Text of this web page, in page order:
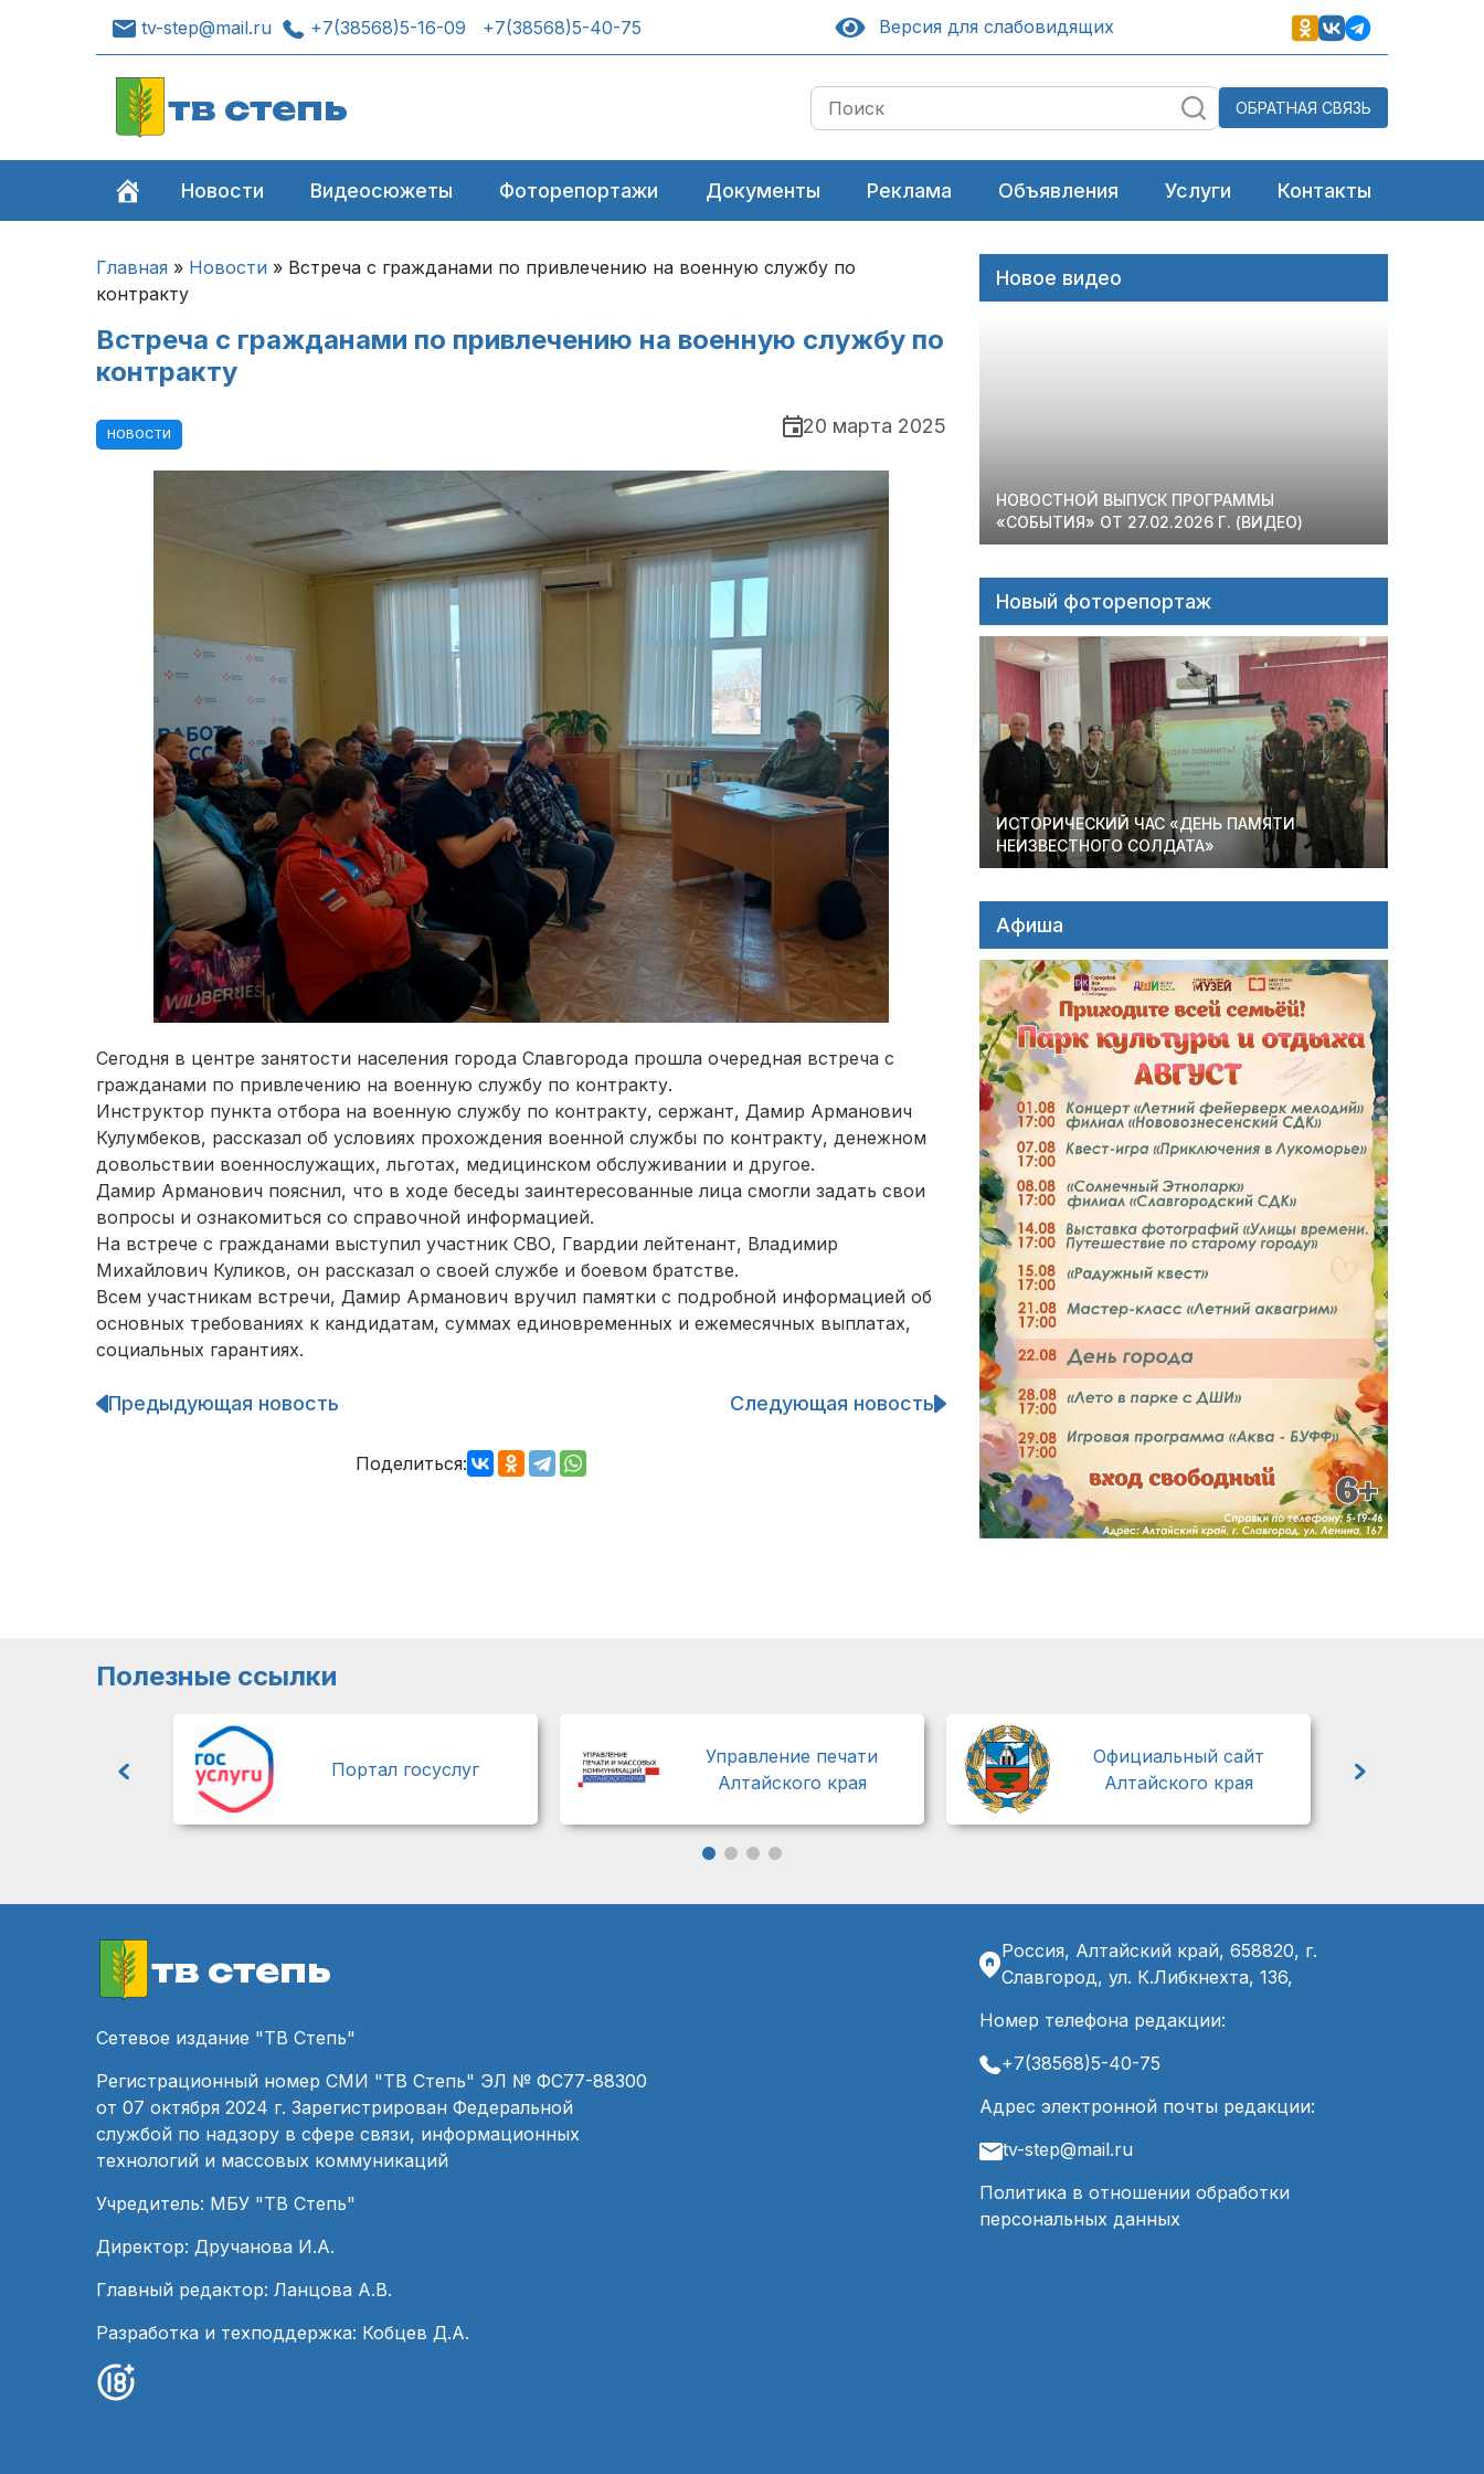
tv-step@mail.ru +7(38568)5-16-09 +7(38568)5-40-75 Версия для слабовидящих
тв степь ОБРАТНАЯ СВЯЗЬ
Новости Видеосюжеты Фоторепортажи Документы Реклама Объявления Услуги Контакты
Главная » Новости » Встреча с гражданами по привлечению на военную службу по
контракту
Встреча с гражданами по привлечению на военную службу по
контракту
НОВОСТИ 20 марта 2025
Сегодня в центре занятости населения города Славгорода прошла очередная встреча с
гражданами по привлечению на военную службу по контракту.
Инструктор пункта отбора на военную службу по контракту, сержант, Дамир Арманович
Кулумбеков, рассказал об условиях прохождения военной службы по контракту, денежном
довольствии военнослужащих, льготах, медицинском обслуживании и другое.
Дамир Арманович пояснил, что в ходе беседы заинтересованные лица смогли задать свои
вопросы и ознакомиться со справочной информацией.
На встрече с гражданами выступил участник СВО, Гвардии лейтенант, Владимир
Михайлович Куликов, он рассказал о своей службе и боевом братстве.
Всем участникам встречи, Дамир Арманович вручил памятки с подробной информацией об
основных требованиях к кандидатам, суммах единовременных и ежемесячных выплатах,
социальных гарантиях.
Навигация
Предыдующая новость Следующая новость
Поделиться:
Новое видео
НОВОСТНОЙ ВЫПУСК ПРОГРАММЫ
«СОБЫТИЯ» ОТ 27.02.2026 Г. (ВИДЕО)
Новый фоторепортаж
ИСТОРИЧЕСКИЙ ЧАС «ДЕНЬ ПАМЯТИ
НЕИЗВЕСТНОГО СОЛДАТА»
Афиша
Полезные ссылки
Портал госуслуг
Управление печати
Алтайского края
Официальный сайт
Алтайского края
тв степь
Сетевое издание "ТВ Степь"
Регистрационный номер СМИ "ТВ Степь" ЭЛ № ФС77-88300
от 07 октября 2024 г. Зарегистрирован Федеральной
службой по надзору в сфере связи, информационных
технологий и массовых коммуникаций
Учредитель: МБУ "ТВ Степь"
Директор: Дручанова И.А.
Главный редактор: Ланцова А.В.
Разработка и техподдержка: Кобцев Д.А.
Россия, Алтайский край, 658820, г.
Славгород, ул. К.Либкнехта, 136,
Номер телефона редакции:
+7(38568)5-40-75
Адрес электронной почты редакции:
tv-step@mail.ru
Политика в отношении обработки
персональных данных